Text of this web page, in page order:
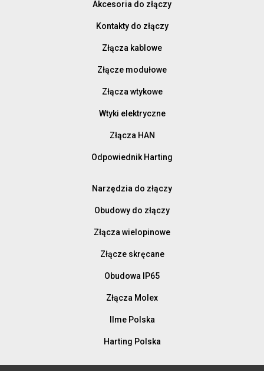
Akcesoria do złączy
Kontakty do złączy
Złącza kablowe
Złącze modułowe
Złącza wtykowe
Wtyki elektryczne
Złącza HAN
Odpowiednik Harting
Narzędzia do złączy
Obudowy do złączy
Złącza wielopinowe
Złącze skręcane
Obudowa IP65
Złącza Molex
Ilme Polska
Harting Polska